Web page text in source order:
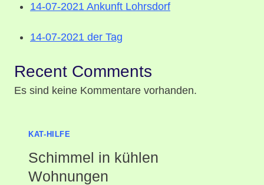
14-07-2021 Ankunft Lohrsdorf
14-07-2021 der Tag
Recent Comments
Es sind keine Kommentare vorhanden.
KAT-HILFE
Schimmel in kühlen
Wohnungen